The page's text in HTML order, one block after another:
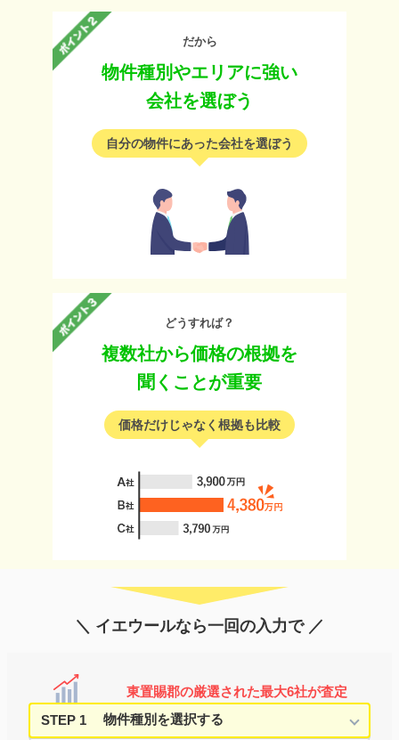
だから
物件種別やエリアに強い
会社を選ぼう
自分の物件にあった会社を選ぼう
どうすれば？
複数社から価格の根拠を
聞くことが重要
価格だけじゃなく根拠も比較
＼ イエウールなら一回の入力で ／
東置賜郡の厳選された最大6社が査定
STEP 1